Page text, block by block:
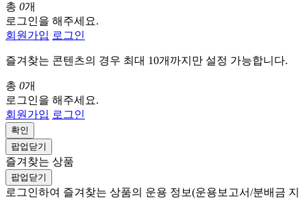
총 0개
로그인을 해주세요.
회원가입 로그인
즐겨찾는 콘텐츠의 경우 최대 10개까지만 설정 가능합니다.
총 0개
로그인을 해주세요.
회원가입 로그인
확인
팝업닫기
즐겨찾는 상품
팝업닫기
로그인하여 즐겨찾는 상품의 운용 정보(운용보고서/분배금 지